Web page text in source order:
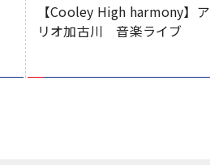
【Cooley High harmony】ア
リオ加古川 音楽ライブ